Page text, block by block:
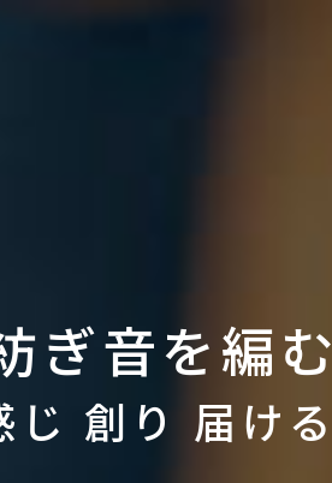
ぎ音を編む
じ 創り 届ける